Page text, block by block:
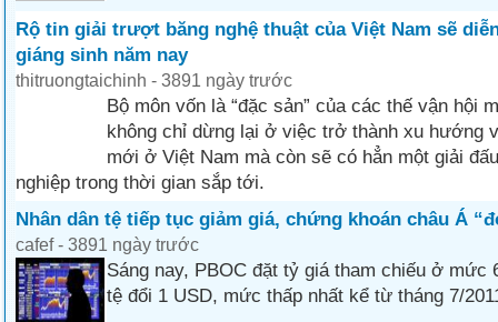
Rộ tin giải trượt băng nghệ thuật của Việt Nam sẽ
giáng sinh năm nay
thitruongtaichinh - 3891 ngày trước
Bộ môn vốn là “đặc sản” của các thế vận hội
không chỉ dừng lại ở việc trở thành xu hướng
mới ở Việt Nam mà còn sẽ có hẳn một giải
nghiệp trong thời gian sắp tới.
Nhân dân tệ tiếp tục giảm giá, chứng khoán châu Á
cafef - 3891 ngày trước
Sáng nay, PBOC đặt tỷ giá tham chiếu ở mức
tệ đổi 1 USD, mức thấp nhất kể từ tháng 7/